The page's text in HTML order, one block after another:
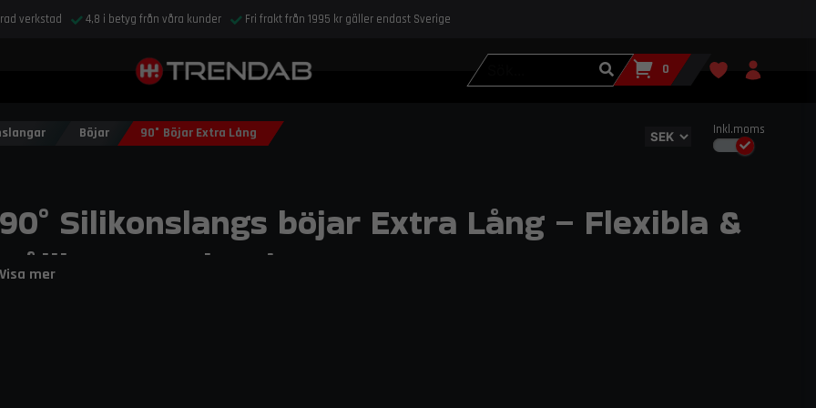
verkstad 4,8 i betyg från våra kunder Fri frakt från 1995 kr gäller endast Sverige
Inkl.moms
0
Böjar 90° Böjar Extra Lång
90° Silikonslangs böjar Extra Lång – Flexibla &
Hållbara Anslutningar
Visa mer